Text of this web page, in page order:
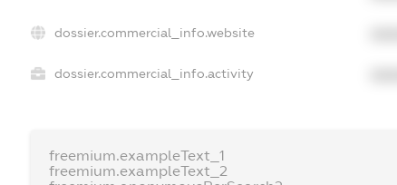
dossier.commercial_info.website
dossier.commercial_info.activity
freemium.exampleText_1
freemium.exampleText_2